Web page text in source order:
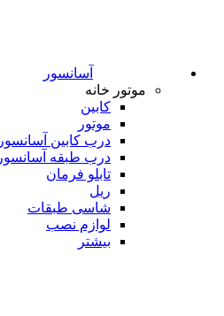
آسانسور
موتور خانه
کابین
موتور
درب کابین آسانسور
درب طبقه آسانسور
تابلو فرمان
ریل
شاسی طبقات
لوازم نصب
بیشتر